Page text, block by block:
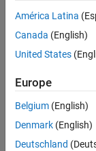
América Latina
Canada (English)
United States
Europe
Belgium (English)
Denmark (English)
Deutschland
Lutte anti-
© 1994-2026